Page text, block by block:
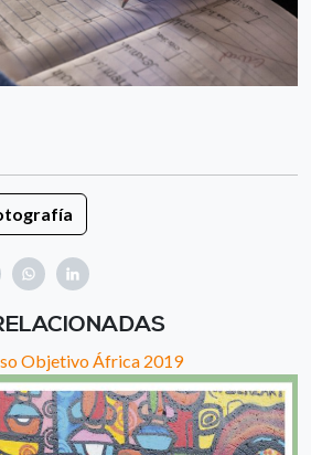
Objetivo África 2019